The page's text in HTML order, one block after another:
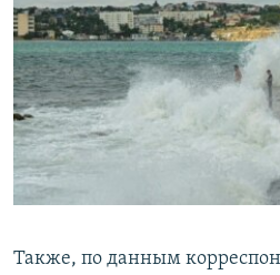
Также, по данным